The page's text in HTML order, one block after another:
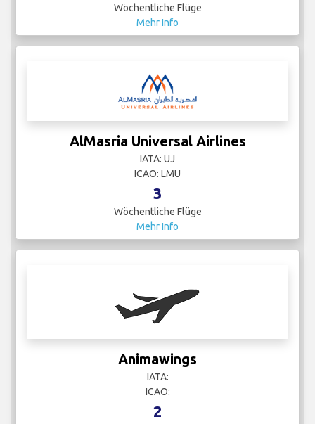
Wöchentliche Flüge
Mehr Info
AlMasria Universal Airlines
IATA: UJ
ICAO: LMU
3
Wöchentliche Flüge
Mehr Info
Animawings
IATA:
ICAO:
2